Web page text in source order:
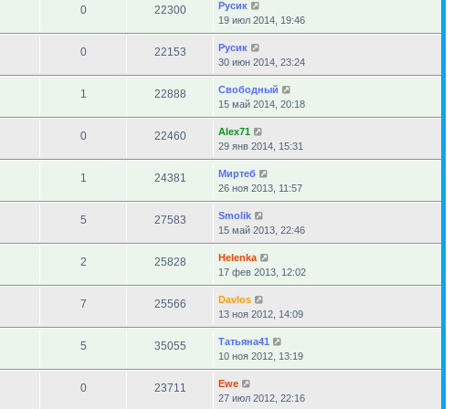
0 22300
Русик
19 июл 2014, 19:46
0 22153
Русик
30 июн 2014, 23:24
1 22888
Свободный
15 май 2014, 20:18
0 22460
Alex71
29 янв 2014, 15:31
1 24381
Миртеб
26 ноя 2013, 11:57
5 27583
Smolik
15 май 2013, 22:46
2 25828
Helenka
17 фев 2013, 12:02
7 25566
Davlos
13 ноя 2012, 14:09
5 35055
Татьяна41
10 ноя 2012, 13:19
0 23711
Ewe
27 июл 2012, 22:16